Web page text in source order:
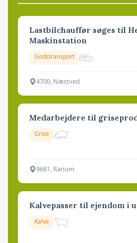
Lastbilchauffør søges til
Maskinstation
Godstransport
4700, Næstved
Medarbejdere til
Grise
9681, Ranum
Kalvepasser til ejendom i
Kalve